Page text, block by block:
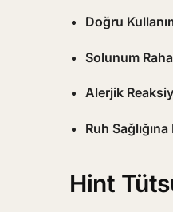
Doğru
Solunum
Alerjik
Ruh
Hint